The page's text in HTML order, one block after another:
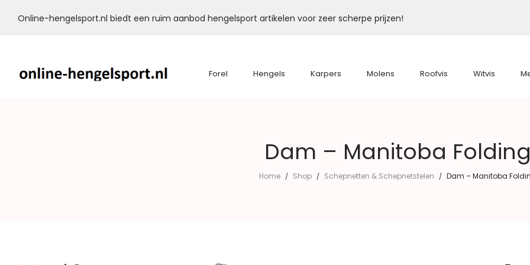
Online-hengelsport.nl biedt een ruim aanbod hengelsport artikelen voor zeer scherpe prijzen!
Forel Hengels Karpers Molens Roofvis Witvis
Dam – Manitoba Folding
Home / Shop / Schepnetten & Schepnetstelen / Dam – Manitoba